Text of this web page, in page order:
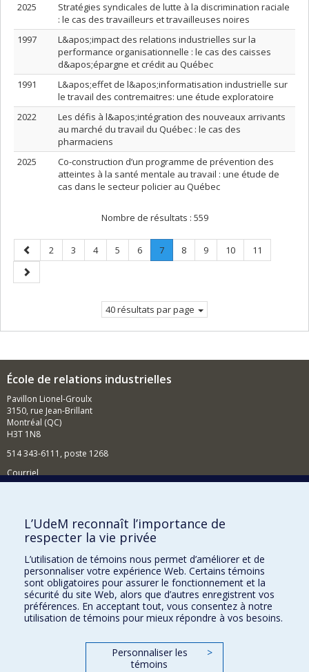
2025
Stratégies syndicales de lutte à la discrimination raciale
: le cas des travailleurs et travailleuses noires
1997
L&apos;impact des relations industrielles sur la
performance organisationnelle : le cas des caisses
d&apos;épargne et crédit au Québec
1991
L&apos;effet de l&apos;informatisation industrielle sur
le travail des contremaitres: une étude exploratoire
2022
Les défis à l&apos;intégration des nouveaux arrivants
au marché du travail du Québec : le cas des
pharmaciens
2025
Co-construction d’un programme de prévention des
atteintes à la santé mentale au travail : une étude de
cas dans le secteur policier au Québec
Nombre de résultats : 559
Page
précédente
Page
2 Page
3 Page
4 Page
5 Page
6 Page
7.
Page
Page
8 Page
9 Page
10 Page
11
Page
suivante
40 résultats par page
École de relations industrielles
Pavillon Lionel-Groulx
3150, rue Jean-Brillant
Montréal (QC)
H3T 1N8
514 343-6111, poste 1268
Courriel
Comment soutenir l'École?
BESOIN D'AIDE?
Plan du site
Signaler une erreur
Accessibilité
FACULTÉ DES ARTS ET DES SCIENCES
Nos départements et écoles
L’UdeM reconnaît l’importance de
respecter la vie privée
L’utilisation de témoins nous permet d’améliorer et de
personnaliser votre expérience Web. Certains témoins
sont obligatoires pour assurer le fonctionnement et la
sécurité du site Web, alors que d’autres enregistrent vos
préférences. En acceptant tout, vous consentez à notre
utilisation de témoins pour mieux répondre à vos besoins.
Personnaliser les
témoins
>